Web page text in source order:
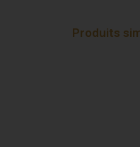
Produits